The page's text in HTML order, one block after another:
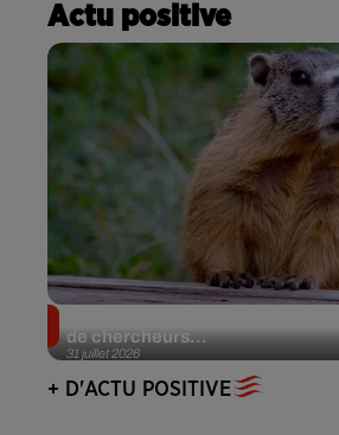
Actu positive
31 juillet 2026
de chercheurs...
+ D'ACTU POSITIVE